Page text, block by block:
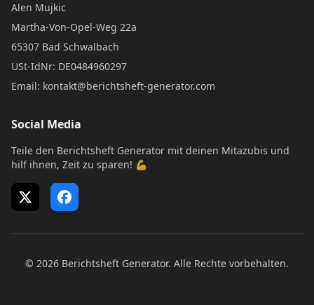
Alen Mujkic
Martha-Von-Opel-Weg 22a
65307 Bad Schwalbach
USt-IdNr: DE0484960297
Email: kontakt@berichtsheft-generator.com
Social Media
Teile den Berichtsheft Generator mit deinen Mitazubis und
hilf ihnen, Zeit zu sparen! 💪
X (Twitter)Facebook
© 2026 Berichtsheft Generator. Alle Rechte vorbehalten.